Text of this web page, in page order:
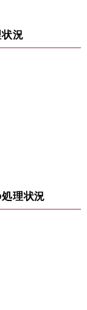
況
理状況